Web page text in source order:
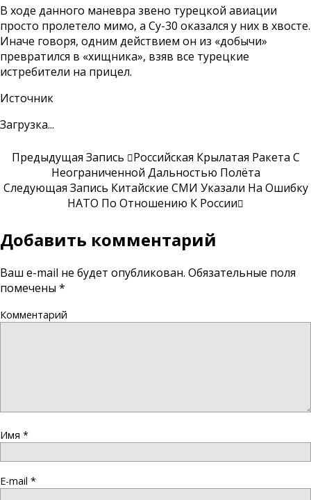
В ходе данного маневра звено турецкой авиации
просто пролетело мимо, а Су-30 оказался у них в хвосте.
Иначе говоря, одним действием он из «добычи»
превратился в «хищника», взяв все турецкие
истребители на прицел.
Источник
Загрузка...
Предыдущая Запись
Российская Крылатая Ракета С
Неограниченной Дальностью Полёта
Следующая Запись Китайские СМИ Указали На Ошибку
НАТО По Отношению К России
Добавить комментарий
Ваш e-mail не будет опубликован. Обязательные поля
помечены *
Комментарий
Имя *
E-mail *